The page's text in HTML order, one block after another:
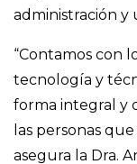
administración y
“Contamos con
tecnología y
forma integral y
las personas
asegura la Dra.